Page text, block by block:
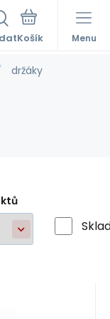
Menu
držáky